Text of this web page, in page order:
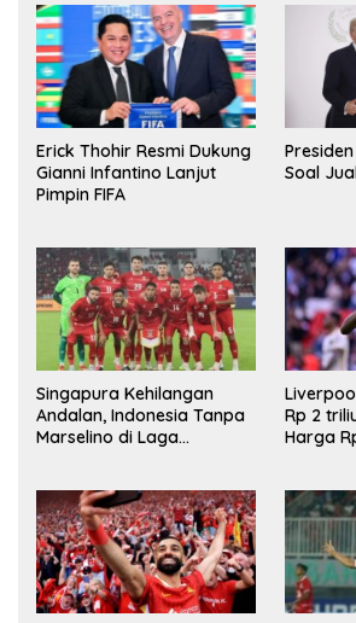
Erick Thohir Resmi Dukung
Gianni Infantino Lanjut
Pimpin FIFA
Presiden FIFA Minta Maaf
Soal
Singapura Kehilangan
Andalan, Indonesia Tanpa
Marselino di Laga
Rp 2
Harga